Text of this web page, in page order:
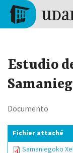
Aller au contenu
Estudio
Documento
Fichier attaché
Samaniegoko